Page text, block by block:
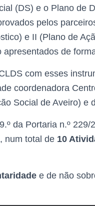
(DS) e o Plano de
pelos
e II (Plano de
de
com esses
coordenadora
Social de Aveiro) e
da Portaria n.º
num total de 10
e de não